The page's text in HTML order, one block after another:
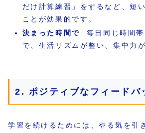
だけ計算練習」をするなど、短
ことが効果的です。
決まった時間で: 毎日同じ時間帯
で、生活リズムが整い、集中力
2. ポジティブなフィードバ
学習を続けるためには、やる気を引